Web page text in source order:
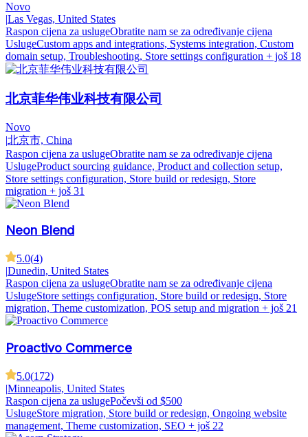
Novo
|Las Vegas, United States
Raspon cijena za uslugeObratite nam se za određivanje cijena
UslugeCustom apps and integrations, Systems integration, Custom
domain setup, Troubleshooting, Store settings configuration + još 18
北京菲华伟业科技有限公司
Novo
|北京市, China
Raspon cijena za uslugeObratite nam se za određivanje cijena
UslugeProduct sourcing guidance, Product and collection setup,
Store settings configuration, Store build or redesign, Store
migration + još 31
Neon Blend
5.0(4)
|Dunedin, United States
Raspon cijena za uslugeObratite nam se za određivanje cijena
UslugeStore settings configuration, Store build or redesign, Store
migration, Theme customization, POS setup and migration + još 21
Proactivo Commerce
5.0(172)
|Minneapolis, United States
Raspon cijena za uslugePočevši od $500
UslugeStore migration, Store build or redesign, Ongoing website
management, Theme customization, SEO + još 22